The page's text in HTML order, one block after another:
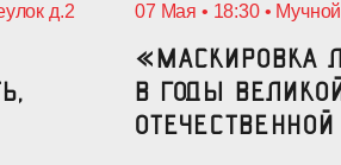
д.2 07 Мая • 18:30 •
«Маскировка
в годы